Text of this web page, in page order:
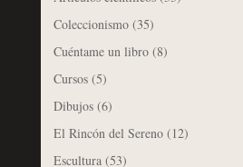
Coleccionismo(35)
Cuéntame un libro(8)
Cursos(5)
Dibujos(6)
El Rincón del Sereno(12)
Escultura(53)